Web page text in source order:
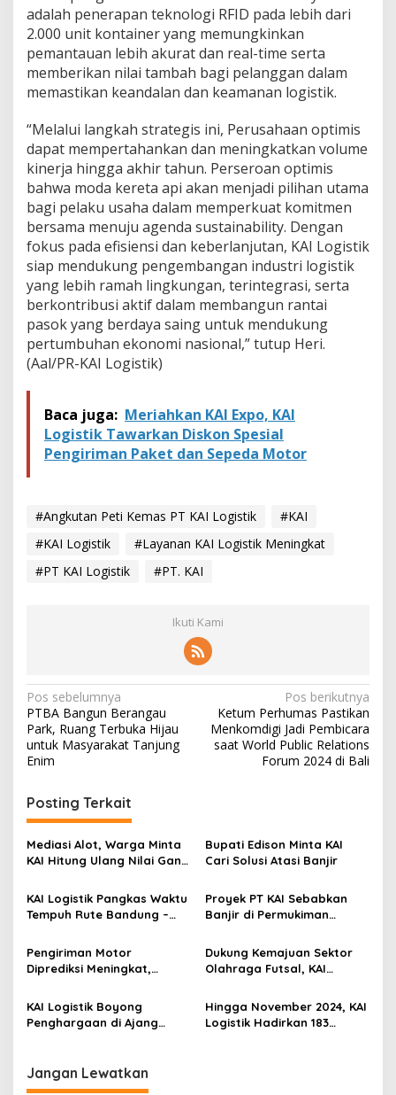
adalah penerapan teknologi RFID pada lebih dari
2.000 unit kontainer yang memungkinkan
pemantauan lebih akurat dan real-time serta
memberikan nilai tambah bagi pelanggan dalam
memastikan keandalan dan keamanan logistik.
“Melalui langkah strategis ini, Perusahaan optimis
dapat mempertahankan dan meningkatkan volume
kinerja hingga akhir tahun. Perseroan optimis
bahwa moda kereta api akan menjadi pilihan utama
bagi pelaku usaha dalam memperkuat komitmen
bersama menuju agenda sustainability. Dengan
fokus pada efisiensi dan keberlanjutan, KAI Logistik
siap mendukung pengembangan industri logistik
yang lebih ramah lingkungan, terintegrasi, serta
berkontribusi aktif dalam membangun rantai
pasok yang berdaya saing untuk mendukung
pertumbuhan ekonomi nasional,” tutup Heri.
(Aal/PR-KAI Logistik)
Baca juga: Meriahkan KAI Expo, KAI
Logistik Tawarkan Diskon Spesial
Pengiriman Paket dan Sepeda Motor
#Angkutan Peti Kemas PT KAI Logistik
#KAI
#KAI Logistik
#Layanan KAI Logistik Meningkat
#PT KAI Logistik
#PT. KAI
Ikuti Kami
N
a
v
i
g
a
s
i
p
o
s
Pos sebelumnya
PTBA Bangun Berangau
Park, Ruang Terbuka Hijau
untuk Masyarakat Tanjung
Enim
Pos berikutnya
Ketum Perhumas Pastikan
Menkomdigi Jadi Pembicara
saat World Public Relations
Forum 2024 di Bali
Posting Terkait
Mediasi Alot, Warga Minta
KAI Hitung Ulang Nilai Ganti
Bupati Edison Minta KAI
Cari Solusi Atasi Banjir
KAI Logistik Pangkas Waktu
Tempuh Rute Bandung –
Proyek PT KAI Sebabkan
Banjir di Permukiman
Muara Enim
Pengiriman Motor
Diprediksi Meningkat,
Perhatikan Syarat dan
Ketentuan
Dukung Kemajuan Sektor
Olahraga Futsal, KAI
Kolaborasi Bersama
Unggul FC
KAI Logistik Boyong
Penghargaan di Ajang
Hingga November 2024, KAI
Logistik Hadirkan 183
Jangan Lewatkan